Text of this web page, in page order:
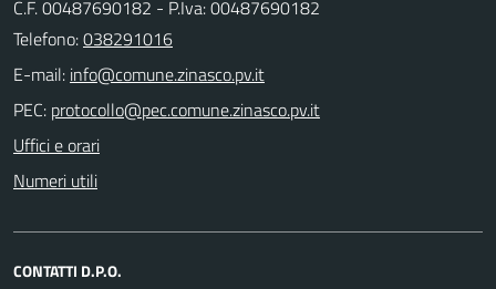
C.F. 00487690182 - P.Iva: 00487690182
Telefono:038291016
E-mail:
PEC:
Uffici e orari
Numeri utili
CONTATTI D.P.O.